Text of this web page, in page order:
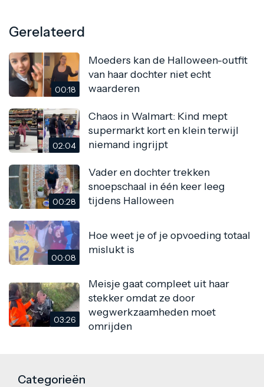
Gerelateerd
00:18
Moeders kan de Halloween-outfit
van haar dochter niet echt
waarderen
02:04
Chaos in Walmart: Kind mept
supermarkt kort en klein terwijl
niemand ingrijpt
00:28
Vader en dochter trekken
snoepschaal in één keer leeg
tijdens Halloween
00:08
Hoe weet je of je opvoeding totaal
mislukt is
03:26
Meisje gaat compleet uit haar
stekker omdat ze door
wegwerkzaamheden moet
omrijden
Categorieën